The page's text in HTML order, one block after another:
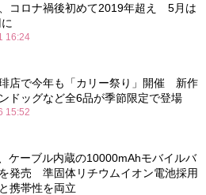
コロナ禍後初めて2019年超え 5月は
16:24
店で今年も「カリー祭り」開催 新作
ドッグなど全6品が季節限定で登場
15:52
ケーブル内蔵の10000mAhモバイルバ
発売 準固体リチウムイオン電池採用
携帯性を両立